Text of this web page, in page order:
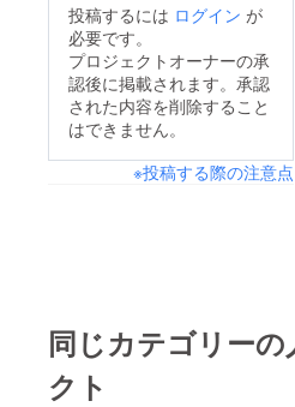
投稿するには ログイン が
必要です。
プロジェクトオーナーの承
認後に掲載されます。承認
された内容を削除すること
はできません。
※投稿する際の注意点
同じカテゴリー
クト